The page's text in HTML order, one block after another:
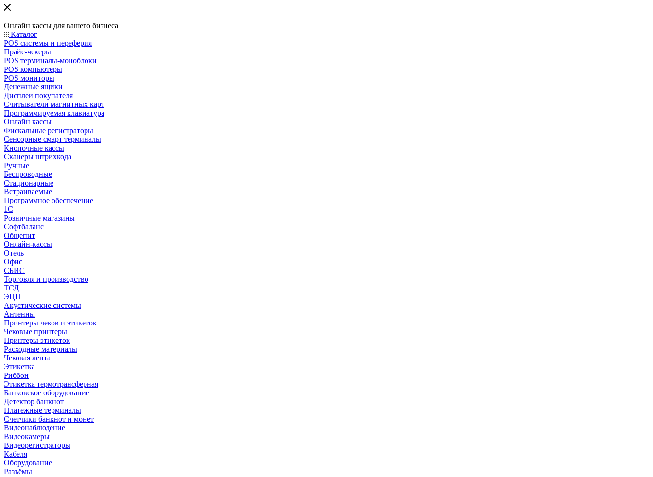
Онлайн кассы для вашего бизнеса
Каталог
POS системы и переферия
Прайс-чекеры
POS терминалы-моноблоки
POS компьютеры
POS мониторы
Денежные ящики
Дисплеи покупателя
Считыватели магнитных карт
Программируемая клавиатура
Онлайн кассы
Фискальные регистраторы
Сенсорные смарт терминалы
Кнопочные кассы
Сканеры штрихкода
Ручные
Беспроводные
Стационарные
Встраиваемые
Программное обеспечение
1С
Розничные магазины
Софтбаланс
Общепит
Онлайн-кассы
Отель
Офис
СБИС
Торговля и производство
ТСД
ЭЦП
Акустические системы
Антенны
Принтеры чеков и этикеток
Чековые принтеры
Принтеры этикеток
Расходные материалы
Чековая лента
Этикетка
Риббон
Этикетка термотрансферная
Банковское оборудование
Детектор банкнот
Платежные терминалы
Счетчики банкнот и монет
Видеонаблюдение
Видеокамеры
Видеорегистраторы
Кабеля
Оборудование
Разъёмы